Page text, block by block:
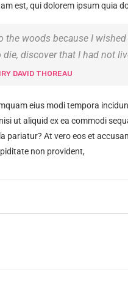
est, qui dolorem ipsum quia
the woods because I
die, discover that I had not
DAVID THOREAU
eius modi tempora
ut aliquid ex ea commodi
pariatur? At vero eos et
non provident,